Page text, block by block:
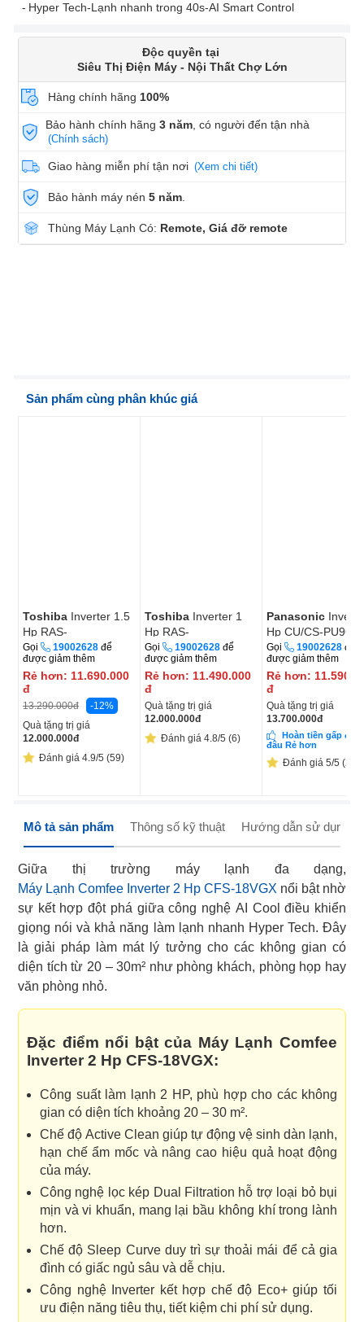
Hyper Tech-Lạnh nhanh trong 40s-AI Smart Control
Độc quyền tại
Siêu Thị Điện Máy - Nội Thất Chợ Lớn
Hàng chính hãng 100%
Bảo hành chính hãng3 năm , có người đến tận nhà
(Chính sách)
Giao hàng miễn phí tận nơi (Xem chi tiết)
Bảo hành máy nén 5 năm
Thùng Máy Lạnh Có: Remote, Giá đỡ remote
Sản phẩm cùng phân khúc giá
Toshiba Inverter 1.5
Hp RAS-
H13P2KCVG-V
Gọi 19002628 để
được giảm thêm
Rẻ hơn: 11.690.000
đ
13.290.000đ
-12%
Quà tặng trị giá
12.000.000đ
Đánh giá 4.9/5 (59)
Toshiba Inverter 1
Hp RAS-
H10F2KCVSG-V
Gọi 19002628 để
được giảm thêm
Rẻ hơn: 11.490.000
đ
Quà tặng trị giá
12.000.000đ
Đánh giá 4.8/5 (6)
Panasonic
Hp CU/CS-
8D
Gọi 19002628 để
được giảm thêm
Rẻ hơn:
đ
Quà tặng trị giá
13.700.000đ
Hoàn tiền gấp đôi
đâu Rẻ hơn
Đánh giá 5/5
Mô tả sản phẩm Thông số kỹ thuật Hướng dẫn sử dụng
Máy Lạnh Comfee Inverter 2 Hp CFS-18VGX nổi bật nhờ
sự kết hợp đột phá giữa công nghệ AI Cool điều khiển
giọng nói và khả năng làm lạnh nhanh Hyper Tech. Đây
là giải pháp làm mát lý tưởng cho các không gian có
diện tích từ 20 – 30m² như phòng khách, phòng họp hay
văn phòng nhỏ.
Đặc điểm nổi bật của Máy Lạnh Comfee
Inverter 2 Hp CFS-18VGX:
Công suất làm lạnh 2 HP, phù hợp cho các không
gian có diện tích khoảng 20 – 30 m².
Chế độ Active Clean giúp tự động vệ sinh dàn lạnh,
hạn chế ẩm mốc và nâng cao hiệu quả hoạt động
của máy.
Công nghệ lọc kép Dual Filtration hỗ trợ loại bỏ bụi
mịn và vi khuẩn, mang lại bầu không khí trong lành
hơn.
Chế độ Sleep Curve duy trì sự thoải mái để cả gia
đình có giấc ngủ sâu và dễ chịu.
Công nghệ Inverter kết hợp chế độ Eco+ giúp tối
ưu điện năng tiêu thụ, tiết kiệm chi phí sử dụng.